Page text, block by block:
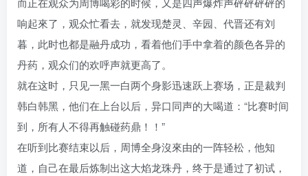
响起來了，观众忙看去，就发现楚灵、辛园、代晋还有刘
暮，此时也都是融丹成功，看着他们手中拿着的颜色各异的
丹药，观众们的欢呼声就更高了。
就在这时，只见一黑一白两个身影迅速跃上赛场，正是裁判
韩白韩黑，他们在上台以后，异口同声的大喝道：“比赛时间
到，所有人不得再触碰药鼎！！”
在听到比赛结束以后，周博全身沒來由的一阵轻松，他知
道，自己在最后炼制出这大焰龙珠丹，终于是通过了初试，